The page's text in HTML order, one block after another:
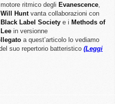
motore ritmico degli Evanescence,
Will Huntvanta collaborazioni con
Black Label Society e i Methods of
in versionne
a quest’articolo lo vediamo
suo repertorio batteristico (Leggi